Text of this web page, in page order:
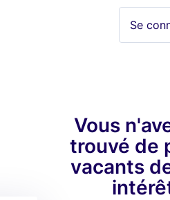
Se
Vous
trouvé de
vacants